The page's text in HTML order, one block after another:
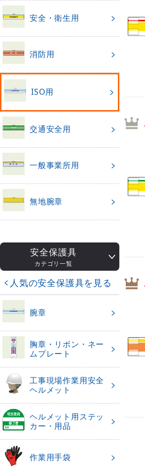
安全・衛生用
消防用
ISO用
交通安全用
一般事業所用
無地腕章
安全保護具
カテゴリ一覧
人気の安全保護具を見る
腕章
胸章・リボン・ネー
ムプレート
工事現場作業用安全
ヘルメット
ヘルメット用ステッ
カー・用品
作業用手袋